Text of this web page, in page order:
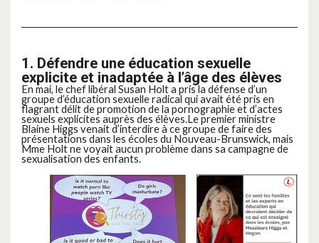
1. Défendre une éducation sexuelle
explicite et inadaptée à l’âge des élèves
En mai, le chef libéral Susan Holt a pris la défense d’un
groupe d’éducation sexuelle radical qui avait été pris en
flagrant délit de promotion de la pornographie et d’actes
sexuels explicites auprès des élèves.Le premier ministre
Blaine Higgs venait d’interdire à ce groupe de faire des
présentations dans les écoles du Nouveau-Brunswick, mais
Mme Holt ne voyait aucun problème dans sa campagne de
sexualisation des enfants.